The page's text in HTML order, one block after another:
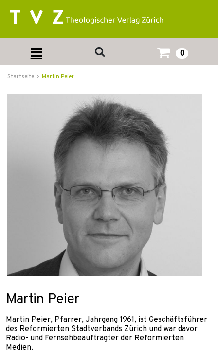
0
Startseite Martin Peier
Martin Peier
Martin Peier, Pfarrer, Jahrgang 1961, ist Geschäftsführer
des Reformierten Stadtverbands Zürich und war davor
Radio- und Fernsehbeauftragter der Reformierten
Medien.